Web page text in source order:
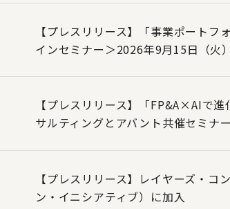
【プレスリリース】「事業ポート
インセミナー＞2026年9月15日（火
【プレスリリース】「FP&A×AIで
サルティングとアバント共催セミナー
【プレスリリース】レイヤーズ・
ン・イニシアティブ）に加入